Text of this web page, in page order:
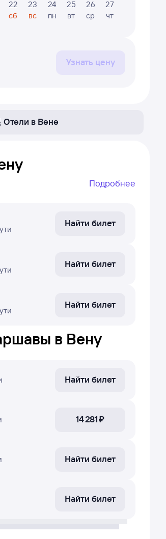
22
сб
23
вс
24
пн
25
вт
26
ср
27
чт
Узнать цену
Отели в Вене
если он не
или не полностью
цены
в пути, номера рейсов и дни
Подробнее
Найти билет
Найти билет
Найти билет
в Вену
Найти билет
14 ⁠281 ⁠₽
Найти билет
Найти билет